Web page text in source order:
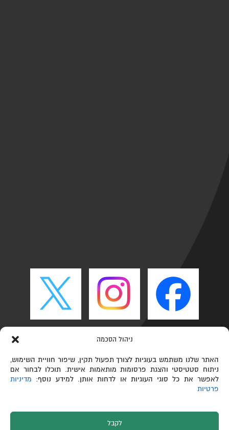
ניהול הסכמה
האתר שלנו משתמש בעוגיות לצורך תפעול תקין, שיפור חוויית השימוש,
ניתוח סטטיסטי והצגת פרסומות מותאמות אישית. תוכלו לבחור אם
לאפשר את כל סוגי העוגיות או לדחות אותן. למידע נוסף: מדיניות
פרטיות
לקבל